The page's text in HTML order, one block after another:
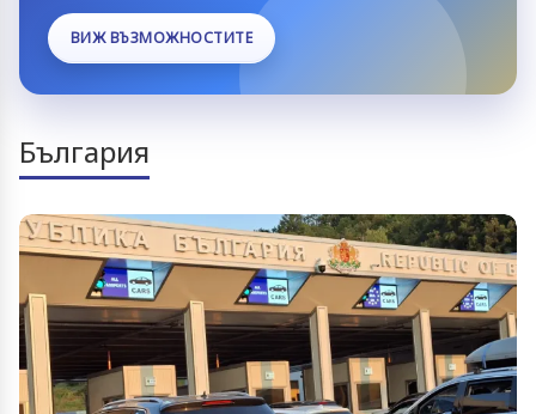
ВИЖ ВЪЗМОЖНОСТИТЕ
България